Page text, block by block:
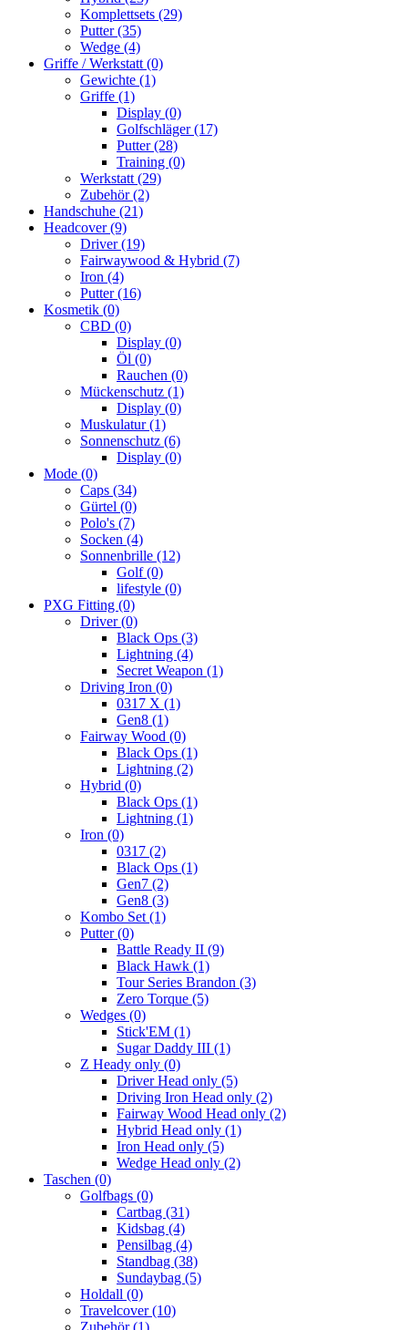
Komplettsets (29)
Putter(35)
Wedge (4)
Griffe / Werkstatt (0)
Gewichte (1)
Griffe (1)
Display (0)
Golfschläger(17)
Putter(28)
Training (0)
Werkstatt (29)
Zubehör(2)
Handschuhe (21)
Headcover(9)
Driver(19)
Fairwaywood & Hybrid (7)
Iron (4)
Putter(16)
Kosmetik (0)
CBD (0)
Display (0)
Öl (0)
Rauchen (0)
Mückenschutz (1)
Display (0)
Muskulatur(1)
Sonnenschutz (6)
Display (0)
Mode (0)
Caps (34)
Gürtel (0)
Polo's (7)
Socken (4)
Sonnenbrille (12)
Golf(0)
lifestyle (0)
PXG Fitting (0)
Driver(0)
Black Ops (3)
Lightning (4)
Secret Weapon (1)
Driving Iron (0)
0317 X (1)
Gen8 (1)
Fairway Wood (0)
Black Ops (1)
Lightning (2)
Hybrid (0)
Black Ops (1)
Lightning (1)
Iron (0)
0317 (2)
Black Ops (1)
Gen7 (2)
Gen8 (3)
Kombo Set (1)
Putter(0)
Battle Ready II (9)
Black Hawk (1)
Tour Series Brandon (3)
Zero Torque (5)
Wedges (0)
Stick'EM (1)
Sugar Daddy III (1)
Z Heady only (0)
Driver Head only (5)
Driving Iron Head only (2)
Fairway Wood Head only (2)
Hybrid Head only (1)
Iron Head only (5)
Wedge Head only (2)
Taschen (0)
Golfbags (0)
Cartbag (31)
Kidsbag (4)
Pensilbag (4)
Standbag (38)
Sundaybag (5)
Holdall (0)
Travelcover(10)